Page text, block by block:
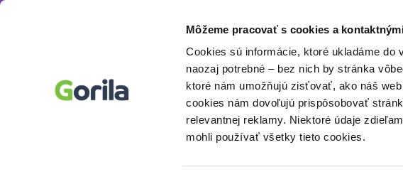
Môžeme pracovať s cookies a
Cookies sú informácie, ktoré ukladáme
naozaj potrebné – bez nich by stránka
ktoré nám umožňujú zisťovať, ako náš
cookies nám dovoľujú prispôsobovať
relevantnej reklamy. Niektoré údaje
mohli používať všetky tieto cookies.
Knihy autora Ed Naha